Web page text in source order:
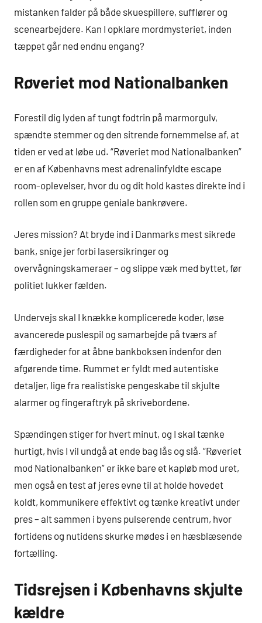
mistanken falder på både skuespillere, sufflører og
scenearbejdere. Kan I opklare mordmysteriet, inden
tæppet går ned endnu engang?
Røveriet mod Nationalbanken
Forestil dig lyden af tungt fodtrin på marmorgulv,
spændte stemmer og den sitrende fornemmelse af, at
tiden er ved at løbe ud. “Røveriet mod Nationalbanken”
er en af Københavns mest adrenalinfyldte escape
room-oplevelser, hvor du og dit hold kastes direkte ind i
rollen som en gruppe geniale bankrøvere.
Jeres mission? At bryde ind i Danmarks mest sikrede
bank, snige jer forbi lasersikringer og
overvågningskameraer – og slippe væk med byttet, før
politiet lukker fælden.
Undervejs skal I knække komplicerede koder, løse
avancerede puslespil og samarbejde på tværs af
færdigheder for at åbne bankboksen indenfor den
afgørende time. Rummet er fyldt med autentiske
detaljer, lige fra realistiske pengeskabe til skjulte
alarmer og fingeraftryk på skrivebordene.
Spændingen stiger for hvert minut, og I skal tænke
hurtigt, hvis I vil undgå at ende bag lås og slå. “Røveriet
mod Nationalbanken” er ikke bare et kapløb mod uret,
men også en test af jeres evne til at holde hovedet
koldt, kommunikere effektivt og tænke kreativt under
pres – alt sammen i byens pulserende centrum, hvor
fortidens og nutidens skurke mødes i en hæsblæsende
fortælling.
Tidsrejsen i Københavns skjulte
kældre